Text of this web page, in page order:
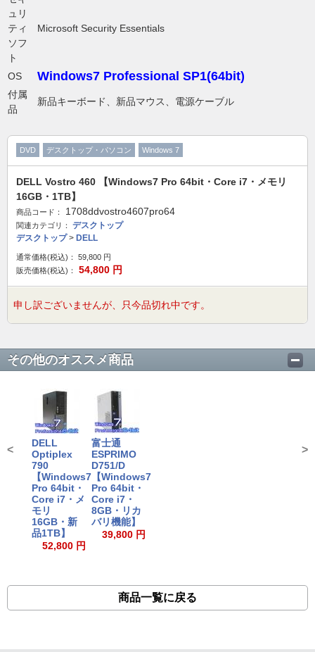
ュリ
ティ
ソフ
ト
Microsoft Security Essentials
OS Windows7 Professional SP1(64bit)
付属
品
新品キーボード、新品マウス、電源ケーブル
DVD デスクトップ・パソコン Windows 7
DELL Vostro 460 【Windows7 Pro 64bit・Core i7・メモリ
16GB・1TB】
商品コード： 1708ddvostro4607pro64
関連カテゴリ：
デスクトップ
デスクトップ> DELL
通常価格(税込)： 59,800 円
販売価格(税込)：
54,800 円
申し訳ございませんが、只今品切れ中です。
その他のオススメ商品
DELL
Optiplex
790
【Windows7
Pro 64bit・
Core i7・メ
モリ
16GB・新
品1TB】
52,800 円
富士通
ESPRIMO
D751/D
【Windows7
Pro 64bit・
Core i7・
8GB・リカ
バリ機能】
39,800 円
< >
商品一覧に戻る